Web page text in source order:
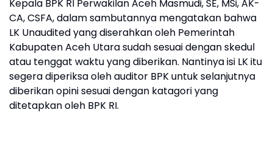
Kepala BPK RI Perwakilan Aceh Masmudi, SE, MSi, AK-
CA, CSFA, dalam sambutannya mengatakan bahwa
LK Unaudited yang diserahkan oleh Pemerintah
Kabupaten Aceh Utara sudah sesuai dengan skedul
atau tenggat waktu yang diberikan. Nantinya isi LK itu
segera diperiksa oleh auditor BPK untuk selanjutnya
diberikan opini sesuai dengan katagori yang
ditetapkan oleh BPK RI.